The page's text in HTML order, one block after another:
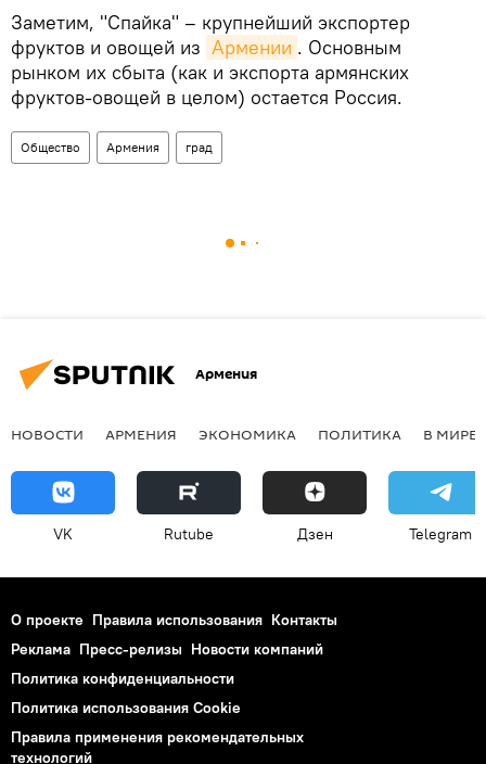
Заметим, "Спайка" – крупнейший экспортер
фруктов и овощей из Армении . Основным
рынком их сбыта (как и экспорта армянских
фруктов-овощей в целом) остается Россия.
Общество Армения град
Армения
НОВОСТИ АРМЕНИЯ ЭКОНОМИКА ПОЛИТИКА В МИРЕ
VK Rutube Дзен Telegram
О проекте Правила использования Контакты
Реклама Пресс-релизы Новости компаний
Политика конфиденциальности
Политика использования Cookie
Правила применения рекомендательных
технологий